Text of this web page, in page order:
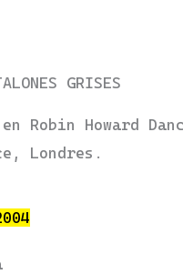
GRISES
Robin Howard
Londres.